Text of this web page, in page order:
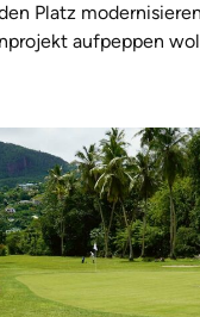
Platz
aufpeppen